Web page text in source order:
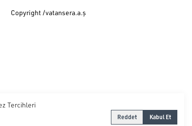
Tercihleri
Reddet Kabul Et
Copyright /vatansera.a.ş